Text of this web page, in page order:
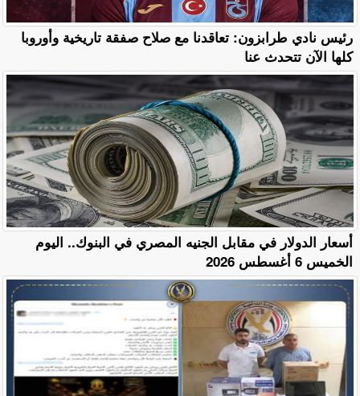
رئيس نادي طرابزون: تعاقدنا مع صلاح صفقة تاريخية وأوروبا
كلها الآن تتحدث عنا
أسعار الدولار في مقابل الجنيه المصري في البنوك.. اليوم
الخميس 6 أغسطس 2026